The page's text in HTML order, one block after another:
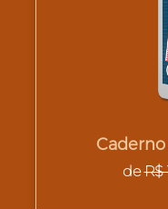
Caderno
deR$